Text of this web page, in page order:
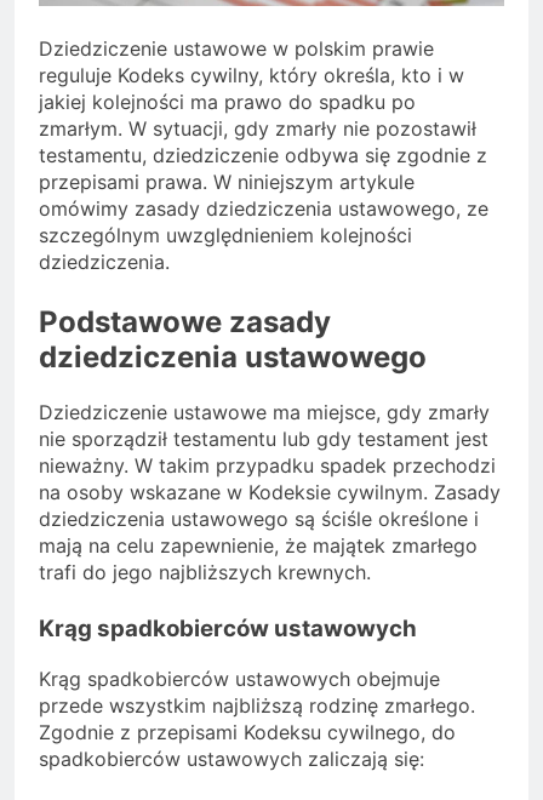
Dziedziczenie ustawowe w polskim prawie
reguluje Kodeks cywilny, który określa, kto i w
jakiej kolejności ma prawo do spadku po
zmarłym. W sytuacji, gdy zmarły nie pozostawił
testamentu, dziedziczenie odbywa się zgodnie z
przepisami prawa. W niniejszym artykule
omówimy zasady dziedziczenia ustawowego, ze
szczególnym uwzględnieniem kolejności
dziedziczenia.
Podstawowe zasady
dziedziczenia ustawowego
Dziedziczenie ustawowe ma miejsce, gdy zmarły
nie sporządził testamentu lub gdy testament jest
nieważny. W takim przypadku spadek przechodzi
na osoby wskazane w Kodeksie cywilnym. Zasady
dziedziczenia ustawowego są ściśle określone i
mają na celu zapewnienie, że majątek zmarłego
trafi do jego najbliższych krewnych.
Krąg spadkobierców ustawowych
Krąg spadkobierców ustawowych obejmuje
przede wszystkim najbliższą rodzinę zmarłego.
Zgodnie z przepisami Kodeksu cywilnego, do
spadkobierców ustawowych zaliczają się: